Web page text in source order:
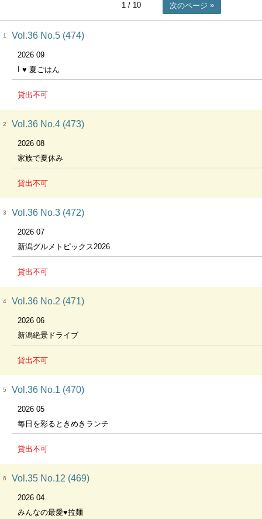
1/ 10 次のページ
1 Vol.36 No.5 (474)
2026 09
I ♥ 夏ごはん
貸出不可
2 Vol.36 No.4 (473)
2026 08
家族で夏休み
貸出不可
3 Vol.36 No.3 (472)
2026 07
新潟グルメトピックス2026
貸出不可
4 Vol.36 No.2 (471)
2026 06
新潟絶景ドライブ
貸出不可
5 Vol.36 No.1 (470)
2026 05
毎日を彩るときめきランチ
貸出不可
6 Vol.35 No.12 (469)
2026 04
みんなの最愛♥拉麺